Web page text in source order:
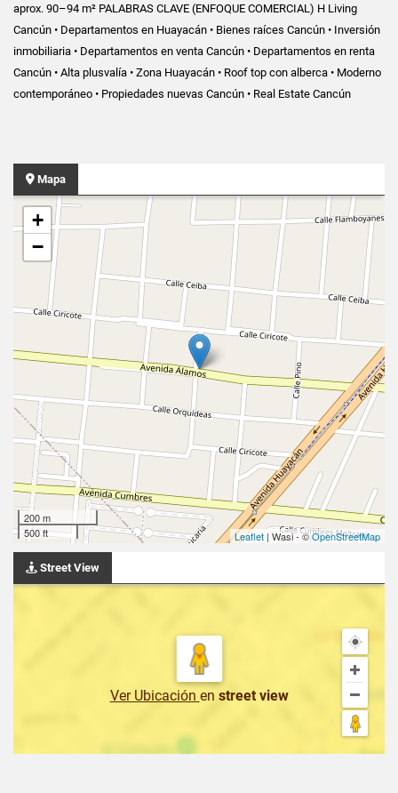
aprox. 90–94 m² PALABRAS CLAVE (ENFOQUE COMERCIAL) H Living
Cancún • Departamentos en Huayacán • Bienes raíces Cancún • Inversión
inmobiliaria • Departamentos en venta Cancún • Departamentos en renta
Cancún • Alta plusvalía • Zona Huayacán • Roof top con alberca • Moderno
contemporáneo • Propiedades nuevas Cancún • Real Estate Cancún
Mapa
+
−
200 m
500 ft
Leaflet | Wasi - ©OpenStreetMap
Street View
Ver Ubicación en street view